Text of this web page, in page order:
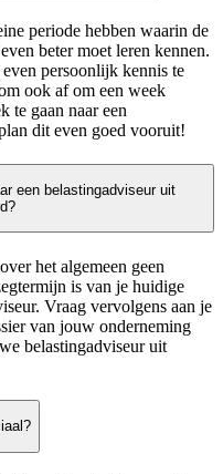
periode hebben waarin de
beter moet leren kennen.
persoonlijk kennis te
ook af om een week
te gaan naar een
dit even goed vooruit!
een belastingadviseur uit
het algemeen geen
is van je huidige
Vraag vervolgens aan je
van jouw onderneming
belastingadviseur uit